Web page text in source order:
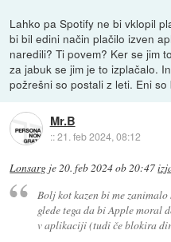
Lahko pa Spotify ne bi vklopil
bi bil edini način plačilo izven
naredili? Ti povem? Ker se jim
za jabuk se jim je to izplačalo.
požrešni so postali z leti. Eni
Mr.B
::21. feb 2024, 08:12
Lonsarg je20. feb 2024 ob 20:47
Bolj kot kazen bi me
glede tega da bi Apple moral
v aplikaciji (tudi če blokira